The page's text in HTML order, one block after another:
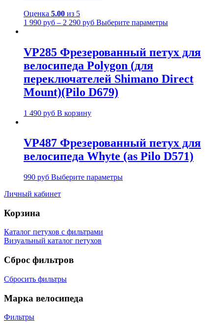
Оценка 5.00 из 5
1 990 руб – 2 290 руб Выберите параметры
VP285 Фрезерованный петух для
велосипеда Polygon (для
переключателей Shimano Direct
Mount)(Pilo D679)
1 490 руб В корзину
VP487 Фрезерованный петух для
велосипеда Whyte (as Pilo D571)
990 руб Выберите параметры
Личный кабинет
Корзина
Каталог петухов с фильтрами
Визуальный каталог петухов
Сброс фильтров
Сбросить фильтры
Марка велосипеда
Фильтры